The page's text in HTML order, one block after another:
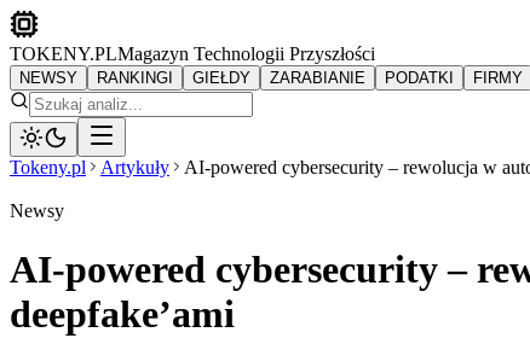
TOKENY.PLMagazyn Technologii Przyszłości
NEWSY RANKINGI GIEŁDY ZARABIANIE PODATKI FIRMY
Tokeny.pl Artykuły AI-powered cybersecurity – rewolucja w
Newsy
AI-powered cybersecurity –
deepfake’ami